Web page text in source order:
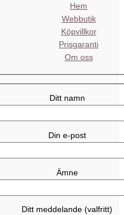
Hem
Webbutik
Köpvillkor
Prisgaranti
Om oss
Ditt namn
Din e-post
Ämne
Ditt meddelande (valfritt)